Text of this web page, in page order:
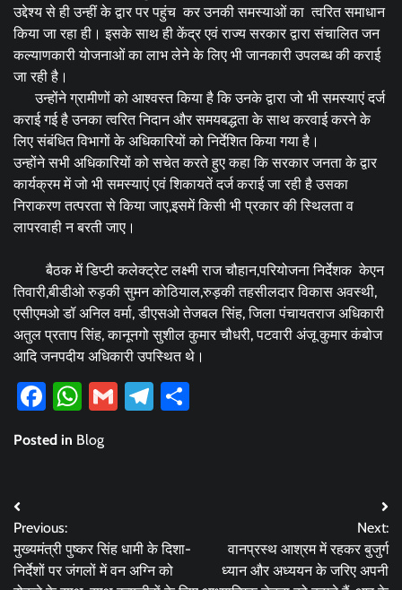
उद्देश्य से ही उन्हीं के द्वार पर पहुंच कर उनकी समस्याओं का त्वरित समाधान
किया जा रहा ही। इसके साथ ही केंद्र एवं राज्य सरकार द्वारा संचालित जन
कल्याणकारी योजनाओं का लाभ लेने के लिए भी जानकारी उपलब्ध की कराई
जा रही है।
उन्होंने ग्रामीणों को आश्वस्त किया है कि उनके द्वारा जो भी समस्याएं दर्ज
कराई गई है उनका त्वरित निदान और समयबद्धता के साथ करवाई करने के
लिए संबंधित विभागों के अधिकारियों को निर्देशित किया गया है।
उन्होंने सभी अधिकारियों को सचेत करते हुए कहा कि सरकार जनता के द्वार
कार्यक्रम में जो भी समस्याएं एवं शिकायतें दर्ज कराई जा रही है उसका
निराकरण तत्परता से किया जाए,इसमें किसी भी प्रकार की स्थिलता व
लापरवाही न बरती जाए।
बैठक में डिप्टी कलेक्ट्रेट लक्ष्मी राज चौहान,परियोजना निर्देशक केएन
तिवारी,बीडीओ रुड़की सुमन कोठियाल,रुड़की तहसीलदार विकास अवस्थी,
एसीएमओ डॉ अनिल वर्मा, डीएसओ तेजबल सिंह, जिला पंचायतराज अधिकारी
अतुल प्रताप सिंह, कानूनगो सुशील कुमार चौधरी, पटवारी अंजू कुमार कंबोज
आदि जनपदीय अधिकारी उपस्थित थे।
Facebook
WhatsApp
GmailTelegram
Posted in Blog
Post
navigation
Previous:
मुख्यमंत्री पुष्कर सिंह धामी के दिशा-
निर्देशों पर जंगलों में वन अग्नि को
Next:
वानप्रस्थ आश्रम में रहकर बुजुर्ग
ध्यान और अध्ययन के जरिए अपनी